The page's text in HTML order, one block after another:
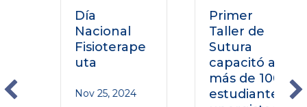
Día
Nacional
Fisioterape
uta
Nov 25, 2024
Primer
Taller de
Sutura
capacitó a
más de 100
estudiantes